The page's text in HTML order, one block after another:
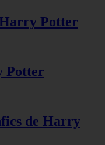
Potter
Potter
de Harry